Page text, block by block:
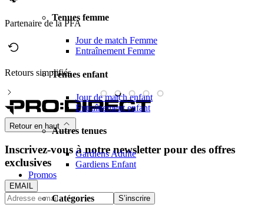
Tenues femme
Jour de match Femme
Entraînement Femme
Tenues enfant
Jour de match enfant
Entraînement enfant
Autres tenues
Gardiens Adulte
Gardiens Enfant
Promos
Catégories
Partenaire de la PFA
Retours simplifiés
Retour en haut
Inscrivez-vous à notre newsletter pour des offres
exclusives
EMAIL
S’inscrire